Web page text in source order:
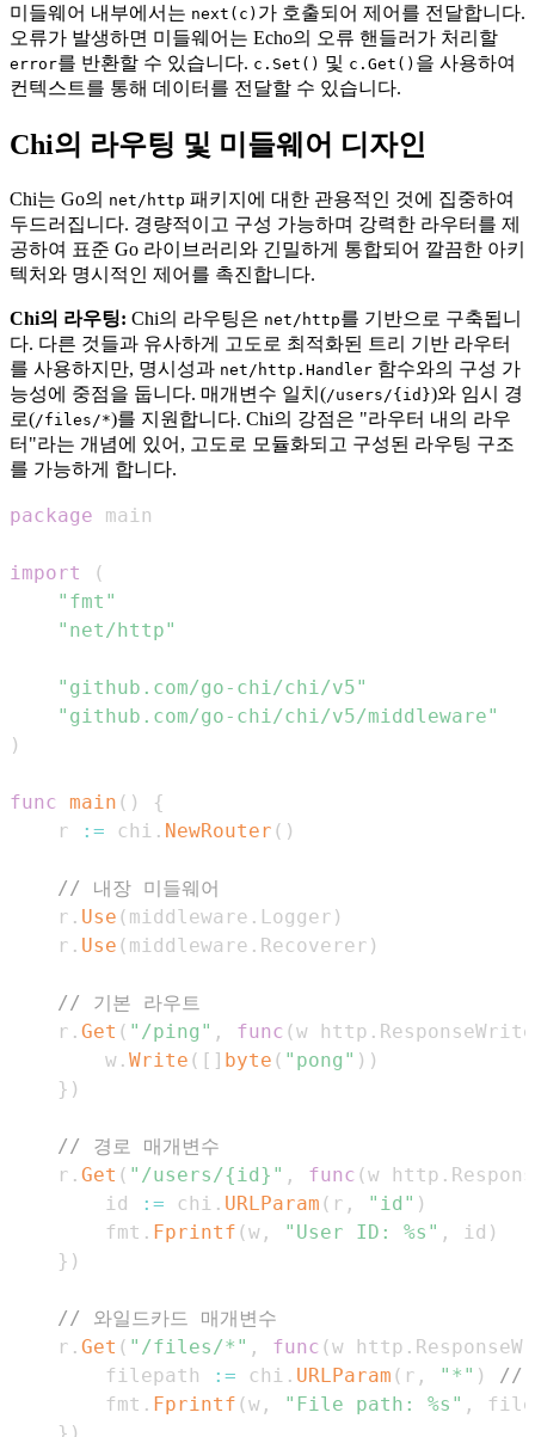
미들웨어 내부에서는 next(c) 가 호출되어 제어를 전달합니다.
오류가 발생하면 미들웨어는 Echo의 오류 핸들러가 처리할
error를 반환할 수 있습니다. c.Set() 및 c.Get() 을 사용하여
컨텍스트를 통해 데이터를 전달할 수 있습니다.
Chi의 라우팅 및 미들웨어 디자인
Chi는 Go의 net/http 패키지에 대한 관용적인 것에 집중하여
두드러집니다. 경량적이고 구성 가능하며 강력한 라우터를 제
공하여 표준 Go 라이브러리와 긴밀하게 통합되어 깔끔한 아키
텍처와 명시적인 제어를 촉진합니다.
Chi의 라우팅: Chi의 라우팅은 net/http를 기반으로 구축됩니
다. 다른 것들과 유사하게 고도로 최적화된 트리 기반 라우터
를 사용하지만, 명시성과 net/http.Handler 함수와의 구성 가
능성에 중점을 둡니다. 매개변수 일치(/users/{id})와 임시 경
로(/files/*)를 지원합니다. Chi의 강점은 "라우터 내의 라우
터"라는 개념에 있어, 고도로 모듈화되고 구성된 라우팅 구조
를 가능하게 합니다.
package
import
(
"fmt"
"net/http"
"github.com/go-chi/chi/v5"
"github.com/go-chi/chi/v5/middleware"
)
func main ( )
{
	r
:= chi . NewRouter ( )
// 내장 미들웨어
	r
. Use ( middleware . Logger )
	r
. Use ( middleware . Recoverer )
// 기본 라우트
	r
. Get ( "/ping" , func (w http .
		w
. Write ( [ ] byte ( "pong" ) )
} )
// 경로 매개변수
	r
. Get ( "/users/{id}" , func (w http .
		id
:= chi . URLParam ( r , "id" )
		fmt
. Fprintf (w , "User ID: %s" , id )
} )
// 와일드카드 매개변수
	r
. Get ( "/files/*" , func (w http .
		filepath
:= chi . URLParam ( r , "*" )
//
		fmt
. Fprintf (w , "File path: %s" ,